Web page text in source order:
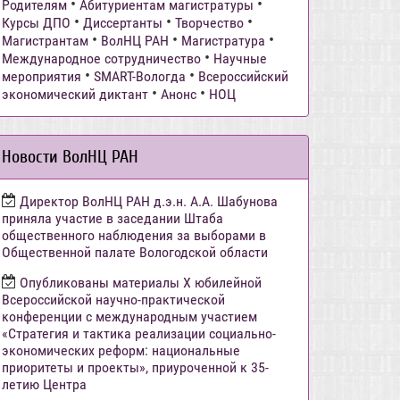
Родителям • Абитуриентам магистратуры •
Курсы ДПО • Диссертанты • Творчество •
Магистрантам • ВолНЦ РАН • Магистратура •
Международное сотрудничество • Научные
мероприятия • SMART-Вологда • Всероссийский
экономический диктант • Анонс • НОЦ
Новости ВолНЦ РАН
Директор ВолНЦ РАН д.э.н. А.А. Шабунова
приняла участие в заседании Штаба
общественного наблюдения за выборами в
Общественной палате Вологодской области
Опубликованы материалы X юбилейной
Всероссийской научно-практической
конференции с международным участием
«Стратегия и тактика реализации социально-
экономических реформ: национальные
приоритеты и проекты», приуроченной к 35-
летию Центра